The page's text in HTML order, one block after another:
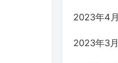
2023年4月
2023年3月